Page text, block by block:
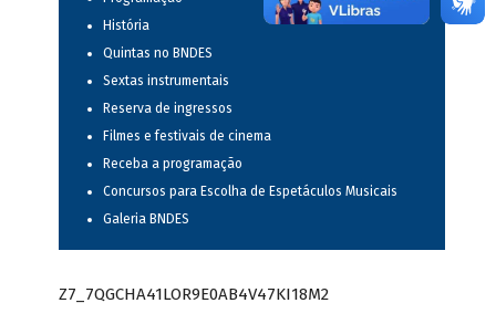
História
Quintas no BNDES
Sextas instrumentais
Reserva de ingressos
Filmes e festivais de cinema
Receba a programação
Concursos para Escolha de Espetáculos Musicais
Galeria BNDES
Z7_7QGCHA41LOR9E0AB4V47KI18M2